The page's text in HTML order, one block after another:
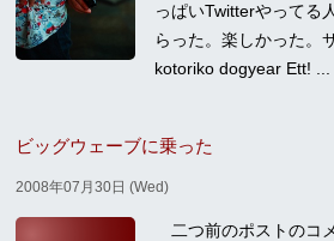
っぱいTwitterやってる
らった。楽しかった。
kotoriko dogyear Ett! ...
ビッグウェーブに乗った
2008年07月30日 (Wed)
二つ前のポストのコ